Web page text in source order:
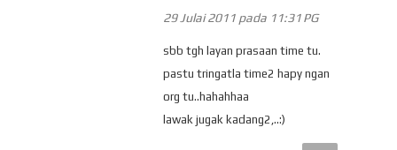
29 Julai 2011 pada 11:31 PG
sbb tgh layan prasaan time tu.
pastu tringatla time2 hapy ngan
org tu..hahahhaa
lawak jugak kadang2,..:)